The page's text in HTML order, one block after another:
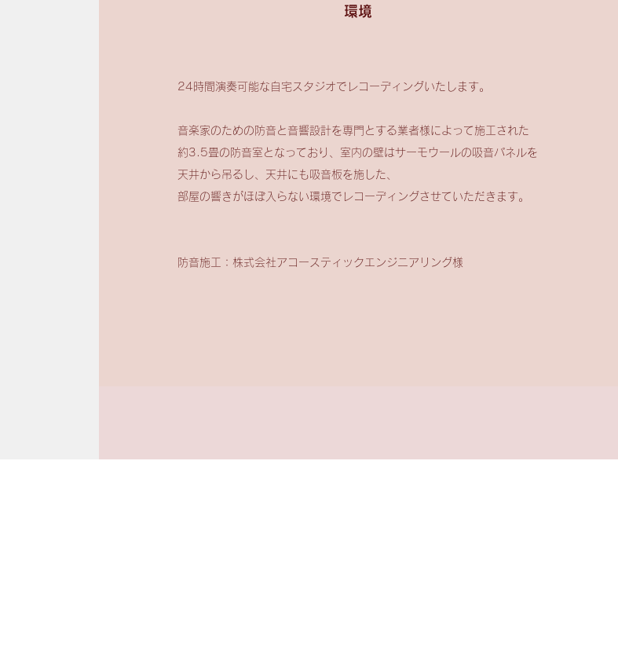
環境​
24時間演奏可能な自宅スタジオでレコーディングいたします。
音楽家のための防音と音響設計を専門とする業者様によって施工された
約3.5畳の防音室となっており、室内の壁はサーモウールの吸音パネルを
天井から吊るし、天井にも吸音板を施した、
部屋の響きがほぼ入らない環境でレコーディングさせていただきます。
​防音施工：株式会社アコースティックエンジニアリング様